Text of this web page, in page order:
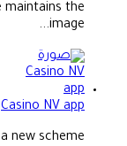
maintains the
image...
Casino NV app
new scheme